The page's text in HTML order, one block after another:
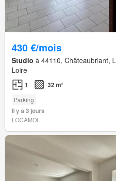
430 €/mois
Studio à 44110, Châteaubriant,
Loire
1 32 m²
Parking
Il y a 3 jours
LOCAMOI